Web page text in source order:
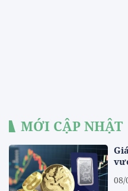
MỚI CẬP NHẬT
08/